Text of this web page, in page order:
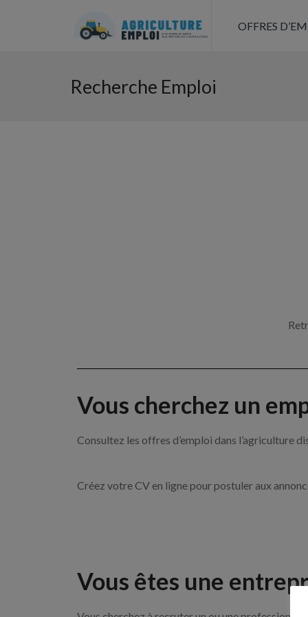
OFFRES
Recherche Emploi
Vous cherchez un
Consultez les offres d’emploi dans l’agriculture
Créez votre CV en ligne pour postuler aux
Vous êtes une